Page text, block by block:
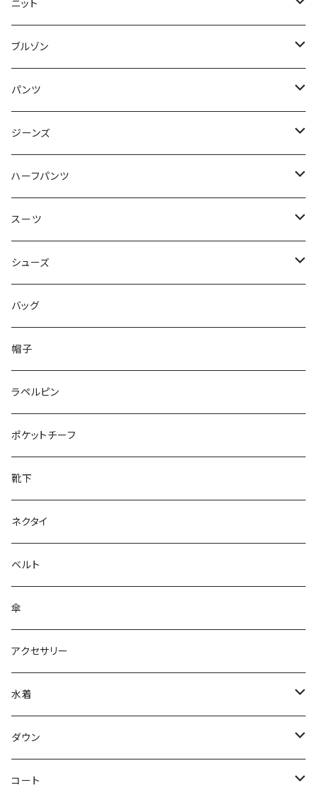
50/XL～
48/L
50/XL～
46/M
48/L
50/XL～
～44/S
46/M
48/L
50/XL～
ニット
～44/S
46/M
48/L
50/XL～
ブルゾン
～44/S
46/M
48/L
50/XL～
パンツ
～44/S
46/M
48/L
50/XL～
ジーンズ
～44/S
46/M
48/L
50/XL～
ハーフパンツ
～44/S
46/M
48/L
50/XL～
スーツ
～44/S
46/M
48/L
50/XL～
シューズ
～25.5cm
26cm～
27cm～
28cm～
バッグ
帽子
ラペルピン
ポケットチーフ
靴下
ネクタイ
ベルト
傘
アクセサリー
水着
～44/S
46/M
ダウン
～44/S
コート